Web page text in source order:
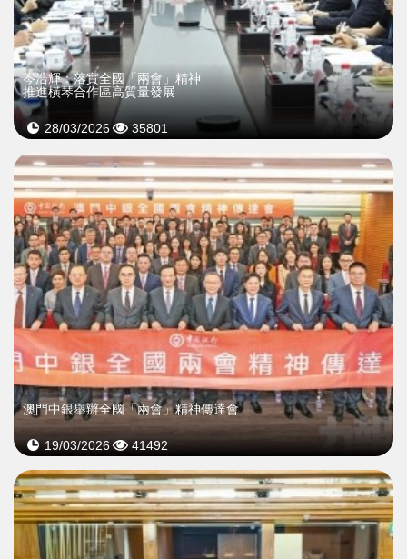
岑浩輝：落實全國「兩會」精神
推進橫琴合作區高質量發展
28/03/2026 35801
澳門中銀舉辦全國「兩會」精神傳達會
19/03/2026 41492